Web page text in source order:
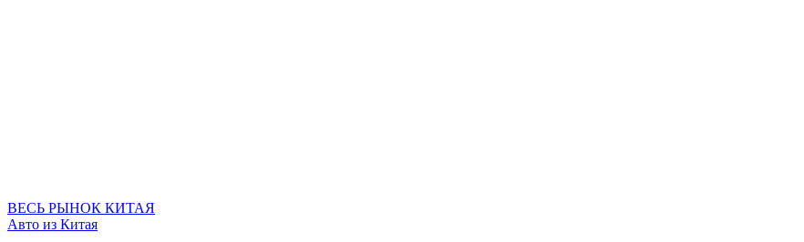
ВЕСЬ РЫНОК КИТАЯ
Авто из Китая